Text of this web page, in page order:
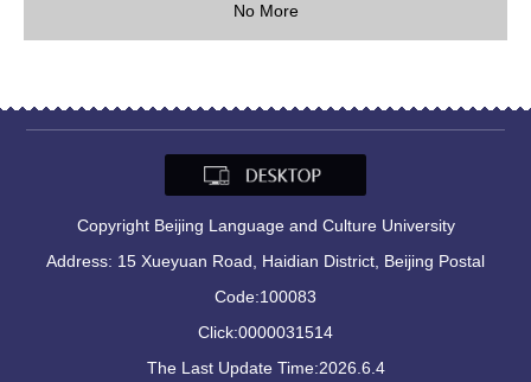
No More
Copyright Beijing Language and Culture University
Address: 15 Xueyuan Road, Haidian District, Beijing Postal
Code:100083
Click:0000031514
The Last Update Time:2026.6.4